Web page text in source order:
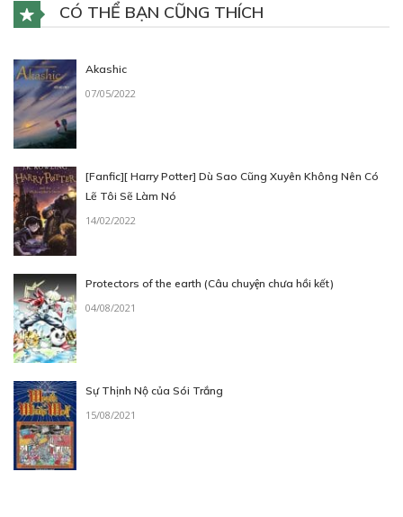
CÓ THỂ BẠN CŨNG THÍCH
Akashic
07/05/2022
[Fanfic][ Harry Potter] Dù Sao Cũng Xuyên Không Nên Có
Lẽ Tôi Sẽ Làm Nó
14/02/2022
Protectors of the earth (Câu chuyện chưa hồi kết)
04/08/2021
Sự Thịnh Nộ của Sói Trắng
15/08/2021